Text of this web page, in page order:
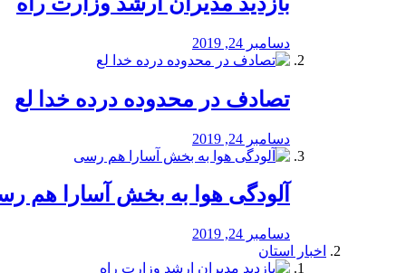
دسامبر 24, 2019
تصادف در محدوده درده خدا لع
دسامبر 24, 2019
آلودگی هوا به بخش آسارا هم
دسامبر 24, 2019
اخبار استان